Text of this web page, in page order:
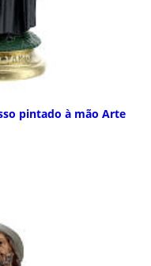
pintado à mão Arte